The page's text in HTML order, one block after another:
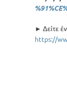
► Δείτε
https://